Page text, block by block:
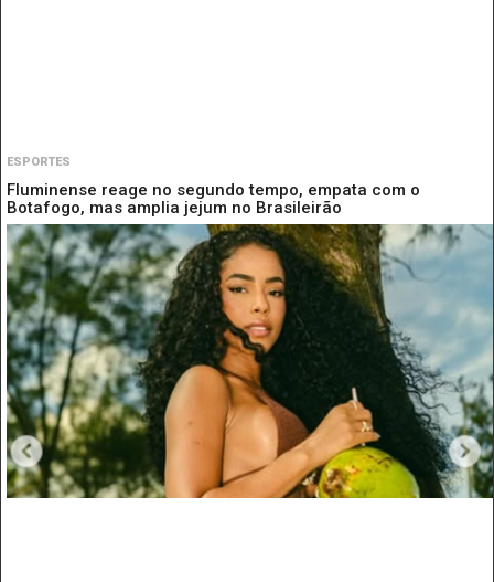
ESPORTES
Fluminense reage no segundo tempo, empata com o
Botafogo, mas amplia jejum no Brasileirão